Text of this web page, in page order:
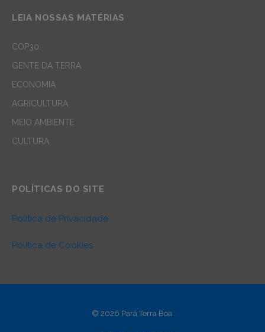
LEIA NOSSAS MATÉRIAS
COP30
GENTE DA TERRA
ECONOMIA
AGRICULTURA
MEIO AMBIENTE
CULTURA
POLÍTICAS DO SITE
Política de Privacidade
Política de Cookies
© 2026 Pará Terra Boa.